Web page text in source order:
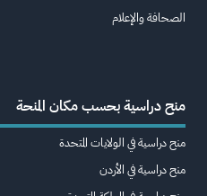
الصحافة والإعلام
منح دراسية بحسب مكان المنحة
منح دراسية في الولايات المتحدة
منح دراسية في الأردن